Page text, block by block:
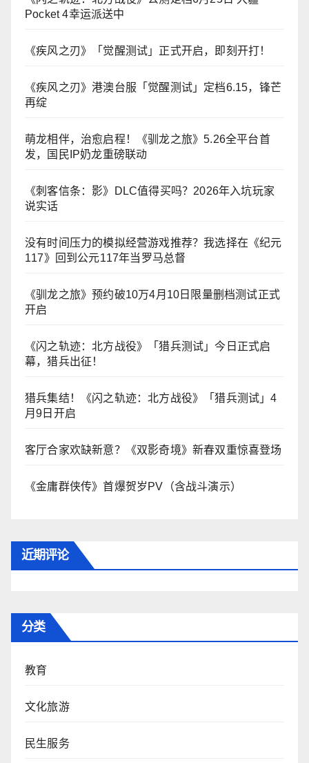
Pocket 4幸运派送中
《疾风之刃》「觉醒测试」正式开启，即刻开打！
《疾风之刃》港澳台服「觉醒测试」定档6.15，锋芒
再绽
萌龙相伴，治愈启程！《驯龙之旅》5.26全平台首
发，国民IP奶龙重磅联动
《刺客信条：影》DLC值得买吗？2026年入坑玩家
说实话
没有时间压力的模拟经营游戏推荐？我选择在《纪元
117》回到公元117年当罗马总督
《驯龙之旅》预约破10万4月10日限量删档测试正式
开启
《闪之轨迹：北方战役》「猎兵测试」今日正式启
幕，猎兵出征！
猎兵集结！《闪之轨迹：北方战役》「猎兵测试」4
月9日开启
客厅合家欢缺新意？《双影奇境》新春双重惊喜登场
《金庸群侠传》首爆贺岁PV（含战斗演示）
近期评论
分类
教育
文化旅游
民生服务